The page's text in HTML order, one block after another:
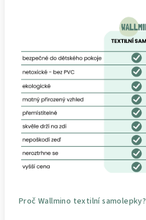
Proč Wallmino textilní samolepky?